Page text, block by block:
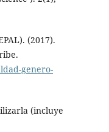
(2017).
genero-
(incluye